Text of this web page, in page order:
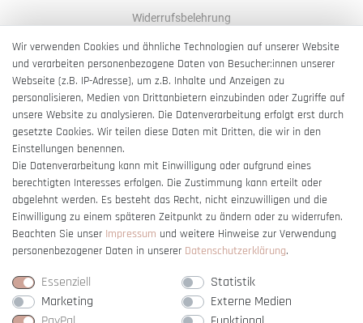
Widerrufsbelehrung
AGB
Impressum
Barrierefreiheitserklärung
Vertrag widerrufen
Wir verwenden Cookies und ähnliche Technologien auf unserer Website
und verarbeiten personenbezogene Daten von Besucher:innen unserer
Webseite (z.B. IP-Adresse), um z.B. Inhalte und Anzeigen zu
personalisieren, Medien von Drittanbietern einzubinden oder Zugriffe auf
unsere Website zu analysieren. Die Datenverarbeitung erfolgt erst durch
gesetzte Cookies. Wir teilen diese Daten mit Dritten, die wir in den
Einstellungen benennen.
Die Datenverarbeitung kann mit Einwilligung oder aufgrund eines
berechtigten Interesses erfolgen. Die Zustimmung kann erteilt oder
abgelehnt werden. Es besteht das Recht, nicht einzuwilligen und die
Einwilligung zu einem späteren Zeitpunkt zu ändern oder zu widerrufen.
Beachten Sie unser Impressum und weitere Hinweise zur Verwendung
personenbezogener Daten in unserer Daten­schutz­erklärung.
Essenziell
Statistik
Marketing
Externe Medien